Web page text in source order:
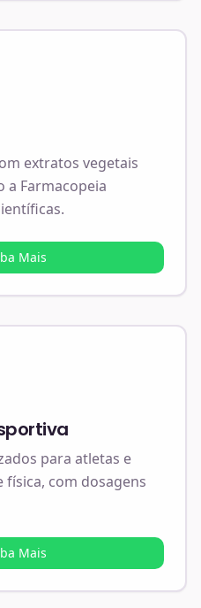
extratos vegetais
a Farmacopeia
Mais
para atletas e
com dosagens
Mais